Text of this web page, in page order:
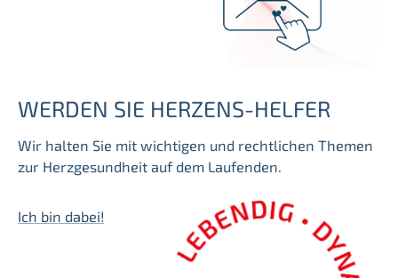
WERDEN SIE HERZENS-HELFER
Wir halten Sie mit wichtigen und rechtlichen Themen
zur Herzgesundheit auf dem Laufenden.
Ich bin dabei!